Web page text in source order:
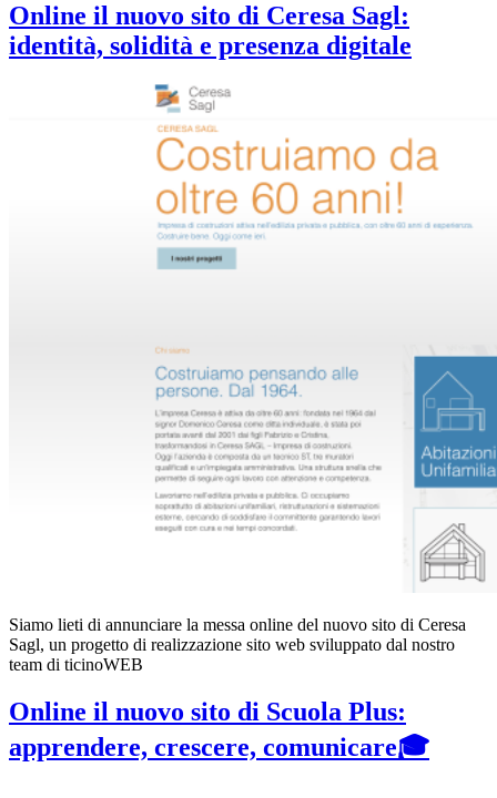
Online il nuovo sito di Ceresa Sagl:
identità, solidità e presenza digitale
Siamo lieti di annunciare la messa online del nuovo sito di Ceresa
Sagl, un progetto di realizzazione sito web sviluppato dal nostro
team di ticinoWEB
Online il nuovo sito di Scuola Plus:
apprendere, crescere, comunicare🎓